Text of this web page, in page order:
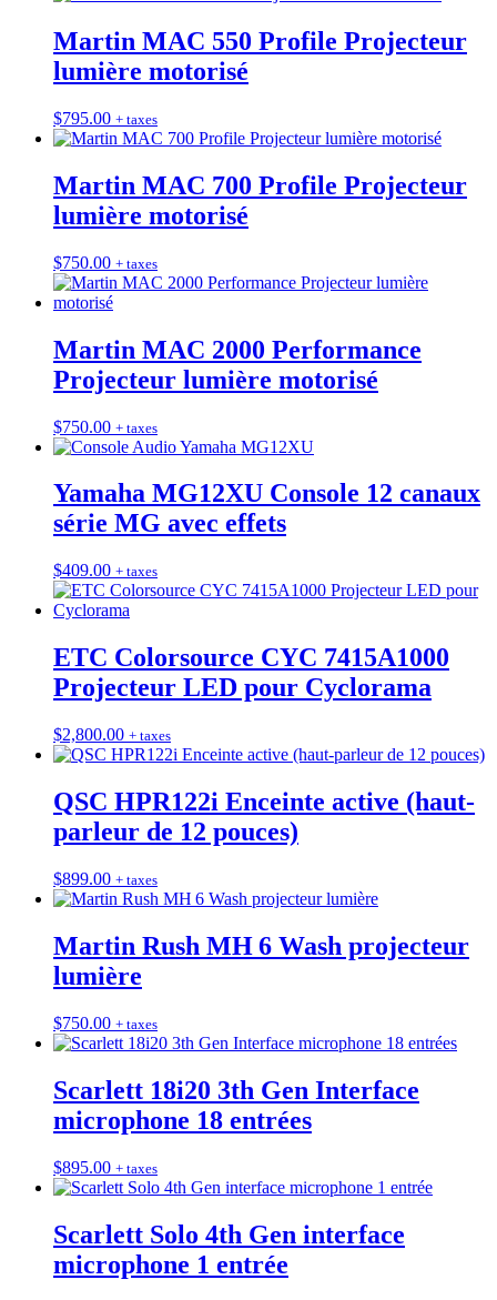
Martin MAC 550 Profile Projecteur
lumière motorisé
$795.00 + taxes
Martin MAC 700 Profile Projecteur
lumière motorisé
$750.00 + taxes
Martin MAC 2000 Performance
Projecteur lumière motorisé
$750.00 + taxes
Yamaha MG12XU Console 12 canaux
série MG avec effets
$409.00 + taxes
ETC Colorsource CYC 7415A1000
Projecteur LED pour Cyclorama
$2,800.00 + taxes
QSC HPR122i Enceinte active (haut-
parleur de 12 pouces)
$899.00 + taxes
Martin Rush MH 6 Wash projecteur
lumière
$750.00 + taxes
Scarlett 18i20 3th Gen Interface
microphone 18 entrées
$895.00 + taxes
Scarlett Solo 4th Gen interface
microphone 1 entrée